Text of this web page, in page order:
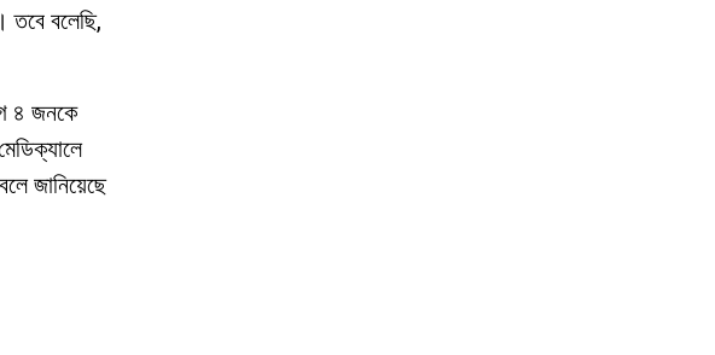
তবে বলেছি,
৪ জনকে
জানিয়েছে